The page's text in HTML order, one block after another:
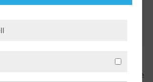
Unterlegplatten können Sie das Gefälle
leicht ausgleichen. Bis zu 5 % Gefälle